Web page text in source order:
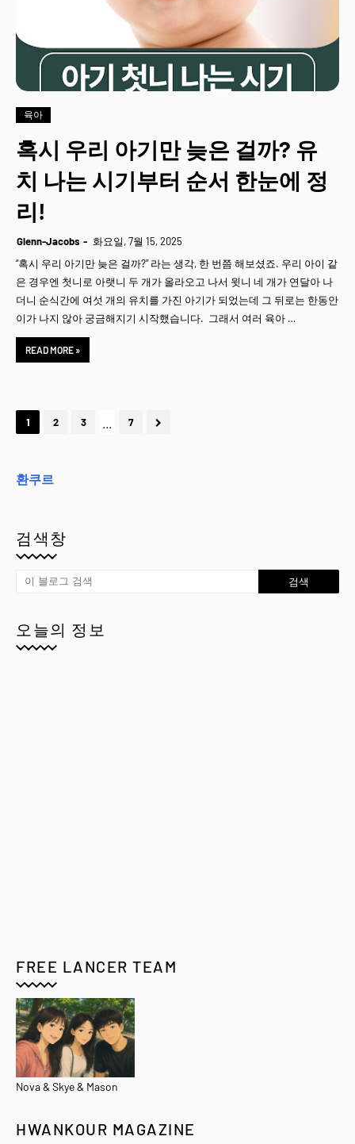
육아
혹시 우리 아기만 늦은 걸까? 유
치 나는 시기부터 순서 한눈에 정
리!
Glenn-Jacobs
화요일, 7월 15, 2025
“혹시 우리 아기만 늦은 걸까?” 라는 생각, 한 번쯤 해보셨죠. 우리 아이 같
은 경우엔 첫니로 아랫니 두 개가 올라오고 나서 윗니 네 개가 연달아 나
더니 순식간에 여섯 개의 유치를 가진 아기가 되었는데 그 뒤로는 한동안
이가 나지 않아 궁금해지기 시작했습니다. 그래서 여러 육아 …
READ MORE »
1 2 3 7
환쿠르
검색창
오늘의 정보
FREE LANCER TEAM
Nova & Skye & Mason
HWANKOUR MAGAZINE